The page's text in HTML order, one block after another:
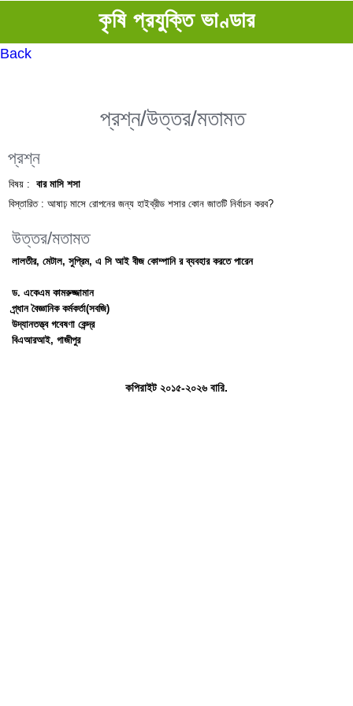
কৃষি প্রযুক্তি ভাণ্ডার
Back
প্রশ্ন/উত্তর/মতামত
প্রশ্ন
বিষয় :
বার মাসি শসা
বিস্তারিত : আষাঢ় মাসে রোপনের জন্য হাইব্রীড শসার কোন জাতটি নির্বাচন করব?
উত্তর/মতামত
লালতীর, মেটাল, সুপ্রিম, এ সি আই বীজ কোম্পানি র ব্যবহার করতে পারেন
ড. একেএম কামরুজ্জামান
প্র্ধান বৈজ্ঞানিক কর্মকর্তা(সবজি)
উদ্যানতত্ত্ব গবেষণা কেন্দ্র
বিএআরআই, গাজীপুর
কপিরাইট ২০১৫-২০২৬ বারি.